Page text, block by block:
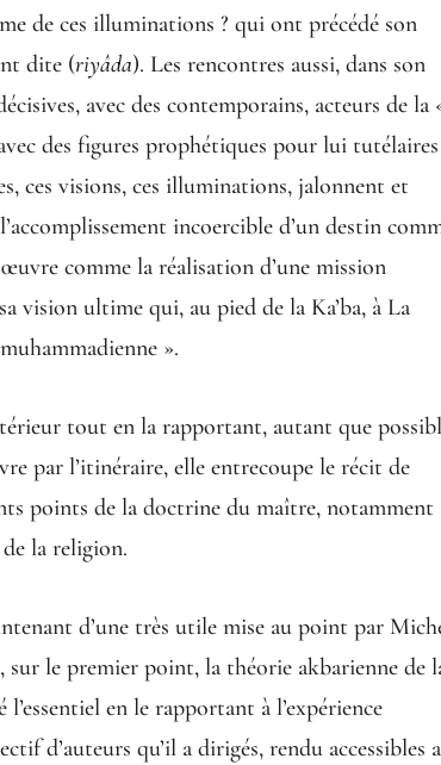
de ces illuminations ? qui ont précédé son
dite (riyâda). Les rencontres aussi, dans son
avec des contemporains, acteurs de la
des figures prophétiques pour lui tutélaires
ces visions, ces illuminations, jalonnent et
incoercible d’un destin
comme la réalisation d’une mission
vision ultime qui, au pied de la Ka’ba, à La
».
tout en la rapportant, autant que
par l’itinéraire, elle entrecoupe le récit de
points de la doctrine du maître, notamment
la religion.
d’une très utile mise au point par
sur le premier point, la théorie akbarienne de
en le rapportant à l’expérience
d’auteurs qu’il a dirigés, rendu accessibles